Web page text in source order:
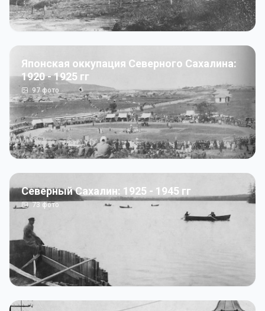
Японская оккупация Северного Сахалина:
1920 - 1925 гг
97 фото
Северный Сахалин: 1925 - 1945 гг
73фото